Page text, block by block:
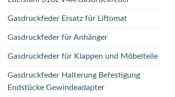
Gasdruckfeder Ersatz für Liftomat
Gasdruckfeder für Anhänger
Gasdruckfeder für Klappen und Möbelteile
Gasdruckfeder Halterung Befestigung
Endstücke Gewindeadapter